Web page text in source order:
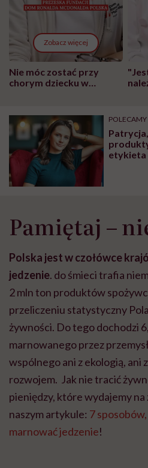
Zobacz więcej
Nie móc zostać przy
chorym dziecku w
może chyba tylko
głupota i brak
wyobraźni"
pracy
POLECAMY
etykieta
Pamiętaj –
Polska jest w czołówce
jedzenie. do śmieci trafia
2 mln ton produktów
przeliczeniu statystyczny
żywności. Do tego dochodzi
marnowanego przez
wspólnego ani z ekologią, ani
rozwojem. Jak nie tracić
pieniędzy, które wydajemy
naszym artykule: 7
marnować jedzenie!